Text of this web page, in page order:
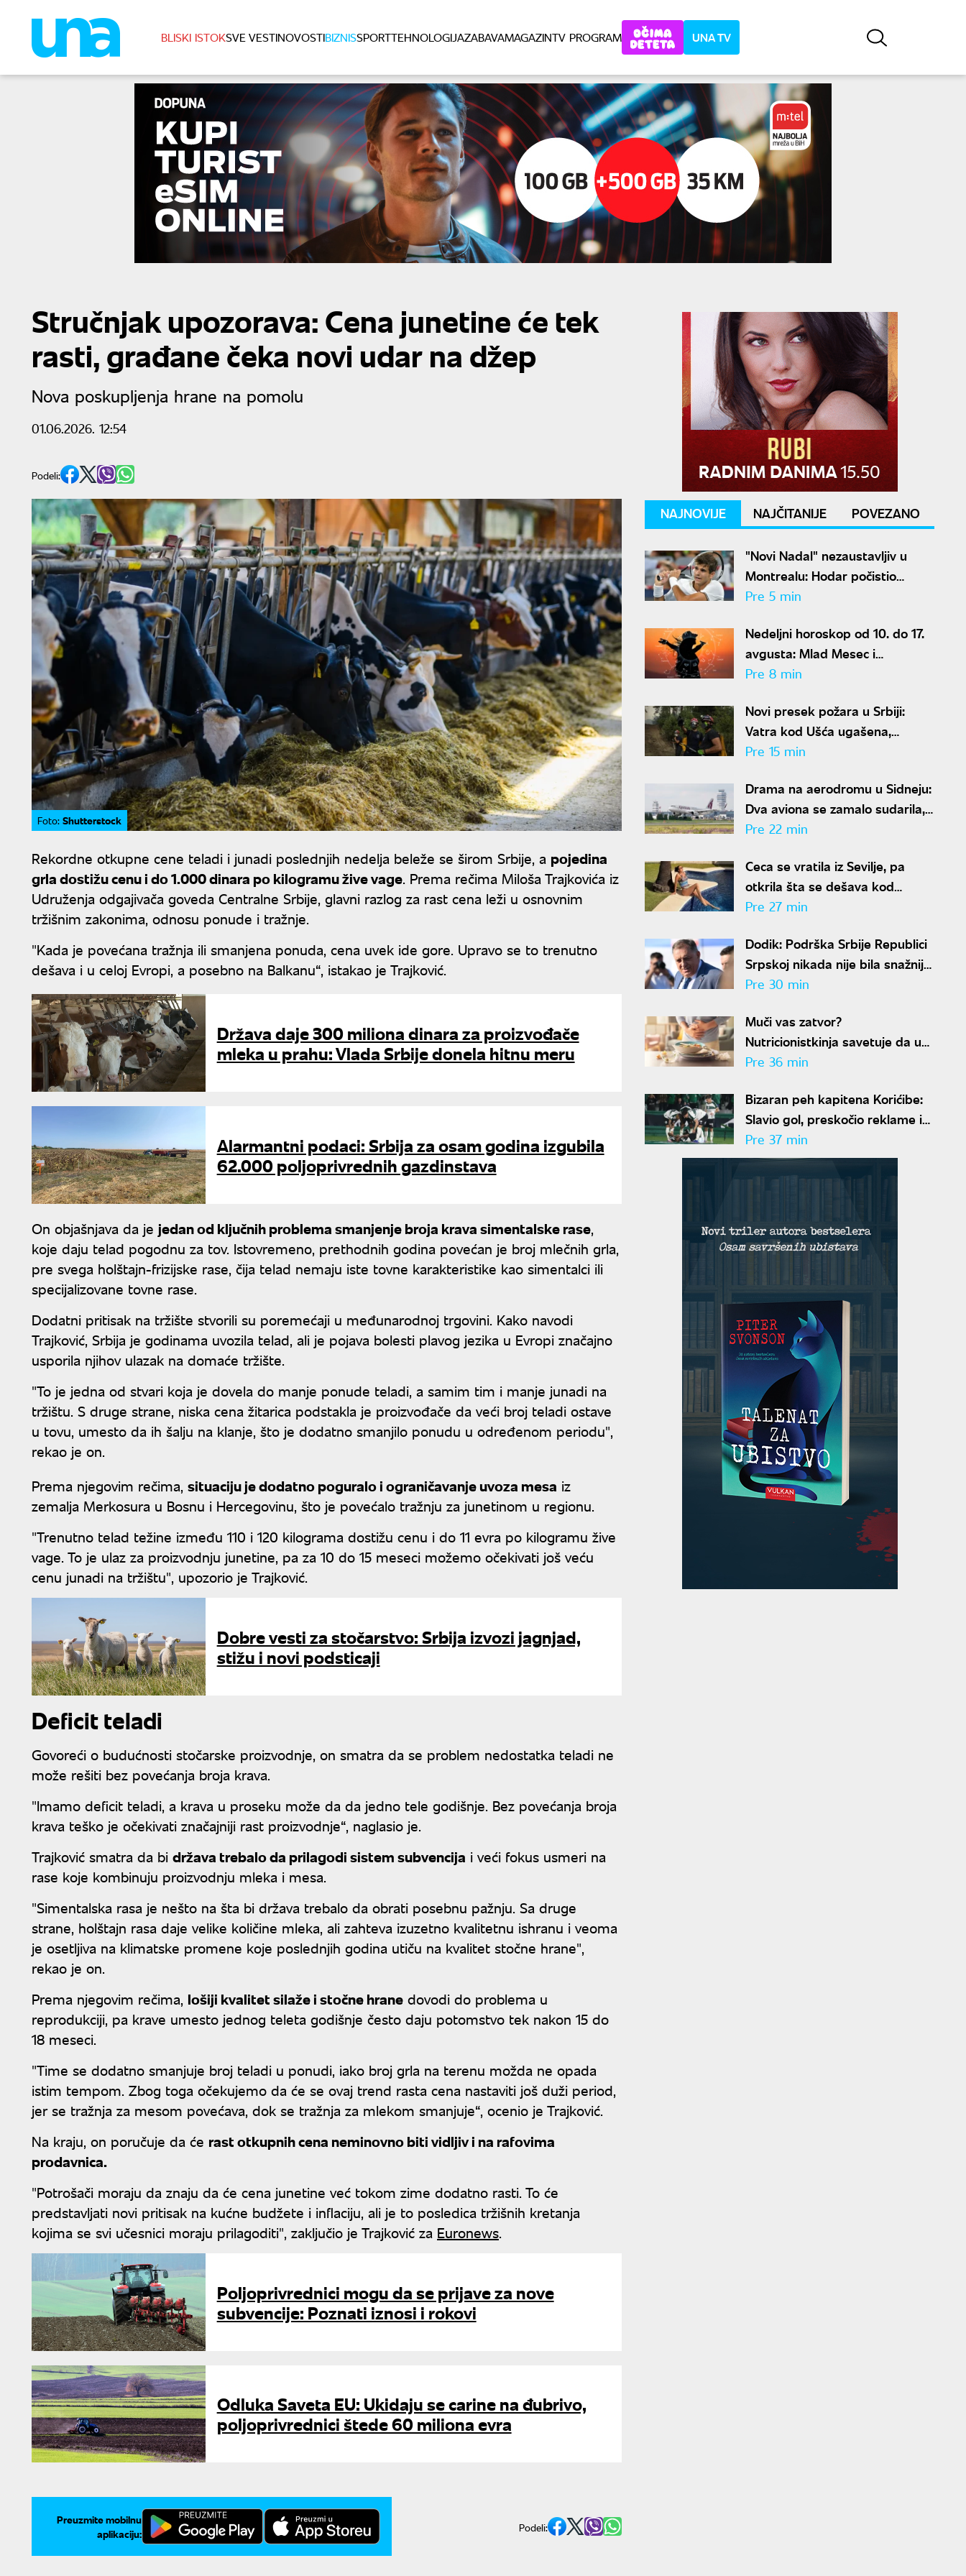
BLISKI ISTOKSVE VESTINOVOSTIBIZNISSPORTTEHNOLOGIJAZABAVAMAGAZINTV PROGRAM UNA TV
Stručnjak upozorava: Cena junetine će tek
rasti, građane čeka novi udar na džep
Nova poskupljenja hrane na pomolu
01.06.2026. 12:54
Podeli:
Foto: Shutterstock
Rekordne otkupne cene teladi i junadi poslednjih nedelja beleže se širom Srbije, a pojedina
grla dostižu cenu i do 1.000 dinara po kilogramu žive vage. Prema rečima Miloša Trajkovića iz
Udruženja odgajivača goveda Centralne Srbije, glavni razlog za rast cena leži u osnovnim
tržišnim zakonima, odnosu ponude i tražnje.
"Kada je povećana tražnja ili smanjena ponuda, cena uvek ide gore. Upravo se to trenutno
dešava i u celoj Evropi, a posebno na Balkanu“, istakao je Trajković.
Država daje 300 miliona dinara za proizvođače
mleka u prahu: Vlada Srbije donela hitnu meru
Alarmantni podaci: Srbija za osam godina izgubila
62.000 poljoprivrednih gazdinstava
On objašnjava da je jedan od ključnih problema smanjenje broja krava simentalske rase,
koje daju telad pogodnu za tov. Istovremeno, prethodnih godina povećan je broj mlečnih grla,
pre svega holštajn-frizijske rase, čija telad nemaju iste tovne karakteristike kao simentalci ili
specijalizovane tovne rase.
Dodatni pritisak na tržište stvorili su poremećaji u međunarodnoj trgovini. Kako navodi
Trajković, Srbija je godinama uvozila telad, ali je pojava bolesti plavog jezika u Evropi značajno
usporila njihov ulazak na domaće tržište.
"To je jedna od stvari koja je dovela do manje ponude teladi, a samim tim i manje junadi na
tržištu. S druge strane, niska cena žitarica podstakla je proizvođače da veći broj teladi ostave
u tovu, umesto da ih šalju na klanje, što je dodatno smanjilo ponudu u određenom periodu",
rekao je on.
Prema njegovim rečima, situaciju je dodatno poguralo i ograničavanje uvoza mesa iz
zemalja Merkosura u Bosnu i Hercegovinu, što je povećalo tražnju za junetinom u regionu.
"Trenutno telad težine između 110 i 120 kilograma dostižu cenu i do 11 evra po kilogramu žive
vage. To je ulaz za proizvodnju junetine, pa za 10 do 15 meseci možemo očekivati još veću
cenu junadi na tržištu", upozorio je Trajković.
Dobre vesti za stočarstvo: Srbija izvozi jagnjad,
stižu i novi podsticaji
Deficit teladi
Govoreći o budućnosti stočarske proizvodnje, on smatra da se problem nedostatka teladi ne
može rešiti bez povećanja broja krava.
"Imamo deficit teladi, a krava u proseku može da da jedno tele godišnje. Bez povećanja broja
krava teško je očekivati značajniji rast proizvodnje“, naglasio je.
Trajković smatra da bi država trebalo da prilagodi sistem subvencija i veći fokus usmeri na
rase koje kombinuju proizvodnju mleka i mesa.
"Simentalska rasa je nešto na šta bi država trebalo da obrati posebnu pažnju. Sa druge
strane, holštajn rasa daje velike količine mleka, ali zahteva izuzetno kvalitetnu ishranu i veoma
je osetljiva na klimatske promene koje poslednjih godina utiču na kvalitet stočne hrane",
rekao je on.
Prema njegovim rečima, lošiji kvalitet silaže i stočne hrane dovodi do problema u
reprodukciji, pa krave umesto jednog teleta godišnje često daju potomstvo tek nakon 15 do
18 meseci.
"Time se dodatno smanjuje broj teladi u ponudi, iako broj grla na terenu možda ne opada
istim tempom. Zbog toga očekujemo da će se ovaj trend rasta cena nastaviti još duži period,
jer se tražnja za mesom povećava, dok se tražnja za mlekom smanjuje“, ocenio je Trajković.
Na kraju, on poručuje da će rast otkupnih cena neminovno biti vidljiv i na rafovima
prodavnica.
"Potrošači moraju da znaju da će cena junetine već tokom zime dodatno rasti. To će
predstavljati novi pritisak na kućne budžete i inflaciju, ali je to posledica tržišnih kretanja
kojima se svi učesnici moraju prilagoditi", zaključio je Trajković za Euronews.
Poljoprivrednici mogu da se prijave za nove
subvencije: Poznati iznosi i rokovi
Odluka Saveta EU: Ukidaju se carine na đubrivo,
poljoprivrednici štede 60 miliona evra
Preuzmite mobilnu
aplikaciju:
Podeli:
NAJNOVIJE NAJČITANIJE POVEZANO
"Novi Nadal" nezaustavljiv u
Montrealu: Hodar počistio
Lehečku za četvrtfinale
Pre 5 min
Nedeljni horoskop od 10. do 17.
avgusta: Mlad Mesec i
pomračenje Sunca u Lavu
Pre 8 min
Novi presek požara u Srbiji:
Vatra kod Ušća ugašena,
najteža borba u Deliblatskoj
Pre 15 min
Drama na aerodromu u Sidneju:
Dva aviona se zamalo sudarila,
povređen član posade
Pre 22 min
Ceca se vratila iz Sevilje, pa
otkrila šta se dešava kod
Anastasije: "Znam na koga će
Pre 27 min
Dodik: Podrška Srbije Republici
Srpskoj nikada nije bila snažnija
i konkretnija
Pre 30 min
Muči vas zatvor?
Nutricionistkinja savetuje da u
ishranu uvrstite ovu namirnicu
Pre 36 min
Bizaran peh kapitena Korićibe:
Slavio gol, preskočio reklame i
propao u tunel
Pre 37 min